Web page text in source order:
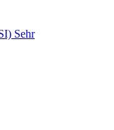
Sehr